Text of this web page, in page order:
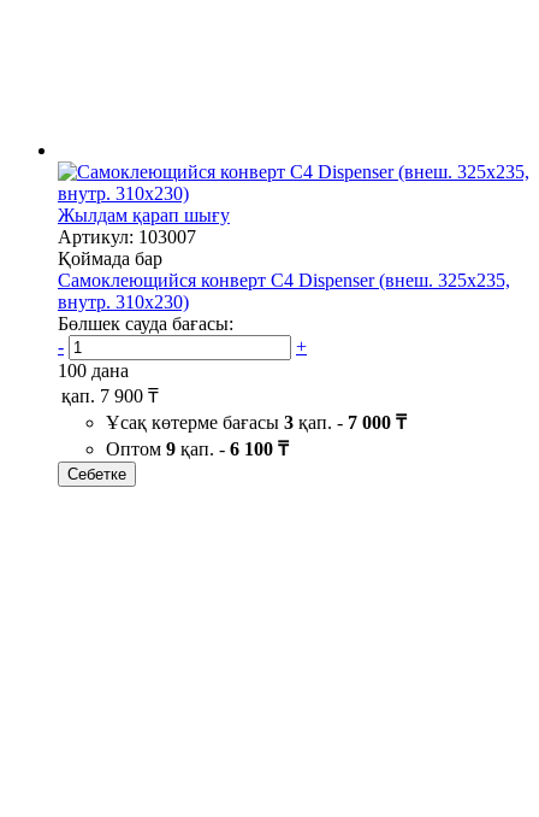
Жылдам қарап шығу
Артикул: 103007
Қоймада бар
Самоклеющийся конверт С4 Dispenser (внеш. 325х235,
внутр. 310х230)
Бөлшек сауда бағасы:
-
+
100 дана
қап. 7 900 ₸
Ұсақ көтерме бағасы 3 қап. - 7 000 ₸
Оптом 9 қап. - 6 100 ₸
Себетке